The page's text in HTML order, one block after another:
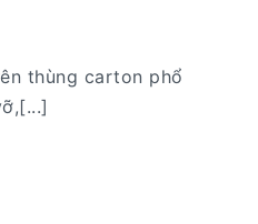
thùng carton phổ